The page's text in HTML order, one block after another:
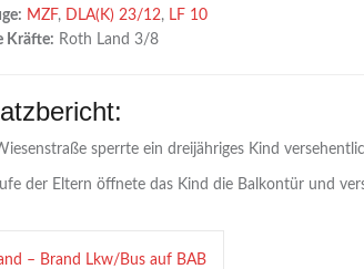
MZF, DLA(K) 23/12, LF 10
Kräfte: Roth Land 3/8
sperrte ein dreijähriges Kind
der Eltern öffnete das Kind die Balkontür und
– Brand Lkw/Bus auf BAB